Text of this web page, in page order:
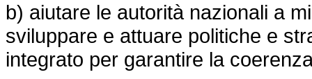
b) aiutare le autorità nazionali a
sviluppare e attuare politiche e
integrato per garantire la